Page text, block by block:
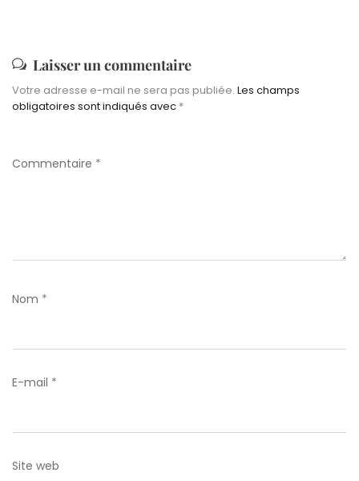
Laisser un commentaire
Votre adresse e-mail ne sera pas publiée. Les champs
obligatoires sont indiqués avec *
Commentaire *
Nom *
E-mail *
Site web